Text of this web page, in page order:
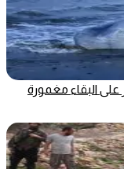
على البقاء مغمورة